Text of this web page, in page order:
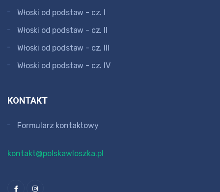
Włoski od podstaw - cz. I
Włoski od podstaw - cz. II
Włoski od podstaw - cz. III
Włoski od podstaw - cz. IV
KONTAKT
Formularz kontaktowy
kontakt@polskawloszka.pl